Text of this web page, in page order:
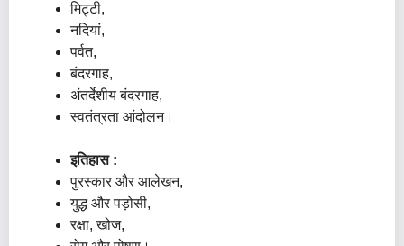
मिट्टी,
नदियां,
पर्वत,
बंदरगाह,
अंतर्देशीय बंदरगाह,
स्वतंत्रता आंदोलन।
इतिहास :
पुरस्कार और आलेखन,
युद्ध और पड़ोसी,
रक्षा, खोज,